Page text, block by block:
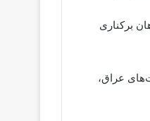
برکناری
عراق،